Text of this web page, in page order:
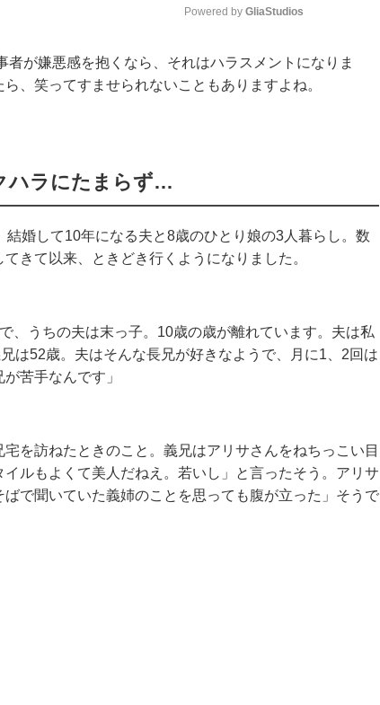
Mute
Powered by GliaStudios
者が嫌悪感を抱くなら、それはハラスメントになりま
、笑ってすませられないこともありますよね。
ハラにたまらず…
結婚して10年になる夫と8歳のひとり娘の3 人暮らし。数
きて以来、ときどき行くようになりました。
、うちの夫は末っ子。 10歳の歳が離れています。夫は私
は52歳。夫はそんな長兄が好きなようで、月に1、 2回は
苦手なんです」
を訪ねたときのこと。義兄はアリサさんをねちっこい目
ルもよくて美人だねえ。若いし」と言ったそう。アリサ
で聞いていた義姉のことを思っても腹が立った」そうで